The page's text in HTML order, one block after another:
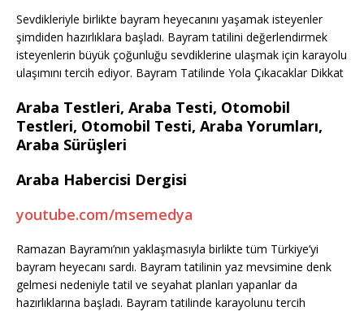
Sevdikleriyle birlikte bayram heyecanını yaşamak isteyenler
şimdiden hazırlıklara başladı. Bayram tatilini değerlendirmek
isteyenlerin büyük çoğunluğu sevdiklerine ulaşmak için karayolu
ulaşımını tercih ediyor. Bayram Tatilinde Yola Çıkacaklar Dikkat
Araba Testleri, Araba Testi, Otomobil
Testleri, Otomobil Testi, Araba Yorumları,
Araba Sürüşleri
Araba Habercisi Dergisi
youtube.com/msemedya
Ramazan Bayramı’nın yaklaşmasıyla birlikte tüm Türkiye’yi
bayram heyecanı sardı. Bayram tatilinin yaz mevsimine denk
gelmesi nedeniyle tatil ve seyahat planları yapanlar da
hazırlıklarına başladı. Bayram tatilinde karayolunu tercih